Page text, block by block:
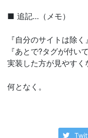
■ 追記…（メモ）
『自分のサイトは除く
『あとで?タグが付い
実装した方が見やす
何となく。